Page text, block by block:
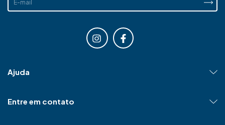
Ajuda
Entre em contato